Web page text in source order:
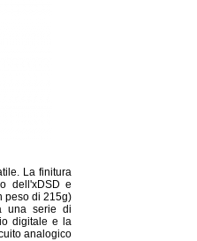
La finitura
dell'xDSD e
peso di 215g)
una serie di
digitale e la
analogico